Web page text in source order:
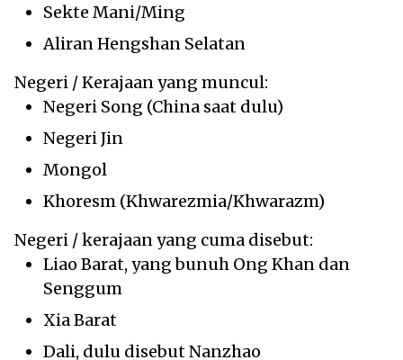
Sekte Mani/Ming
Aliran Hengshan Selatan
Negeri / Kerajaan yang muncul:
Negeri Song (China saat dulu)
Negeri Jin
Mongol
Khoresm (Khwarezmia/Khwarazm)
Negeri / kerajaan yang cuma disebut:
Liao Barat, yang bunuh Ong Khan dan
Senggum
Xia Barat
Dali, dulu disebut Nanzhao